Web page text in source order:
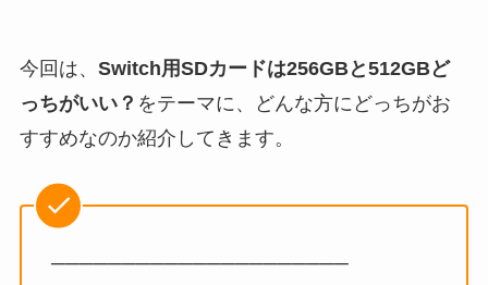
今回は、 Switch用SDカードは256GBと512GBど
っちがいい？ をテーマに、どんな方にどっちがお
すすめなのか紹介してきます。
─────────────────────